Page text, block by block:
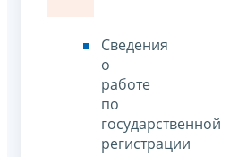
Сведения
о
работе
по
государственной
регистрации